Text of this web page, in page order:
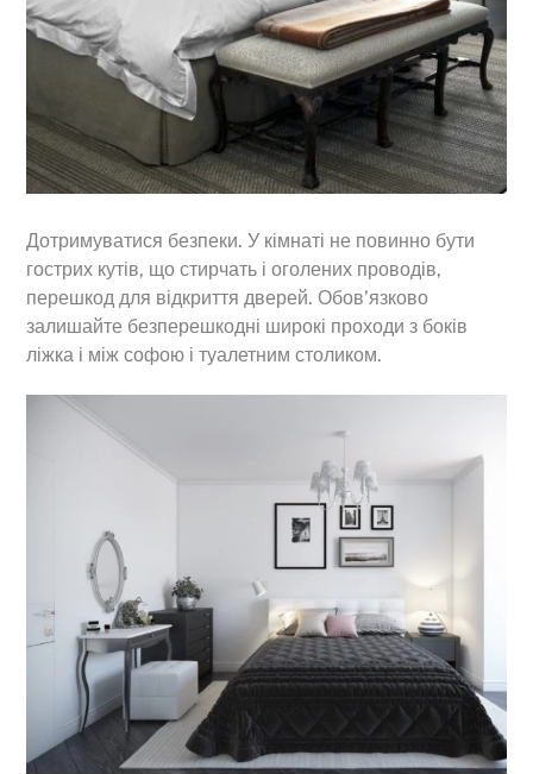
Дотримуватися безпеки. У кімнаті не повинно бути
гострих кутів, що стирчать і оголених проводів,
перешкод для відкриття дверей. Обов’язково
залишайте безперешкодні широкі проходи з боків
ліжка і між софою і туалетним столиком.